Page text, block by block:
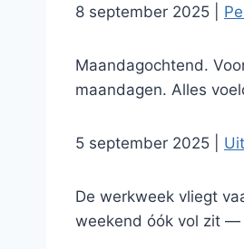
8 september 2025
Maandagochtend.
maandagen. Alles
5 september 2025
De werkweek vliegt
weekend óók vol zit —